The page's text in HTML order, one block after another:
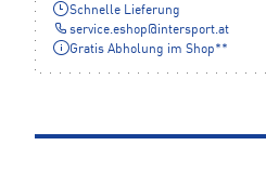
Schnelle Lieferung
service.eshop@ intersport.at
Gratis Abholung im Shop**